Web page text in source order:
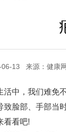
06-13 来源：健康
活中，我们难免
致脸部、手部当
看看吧!